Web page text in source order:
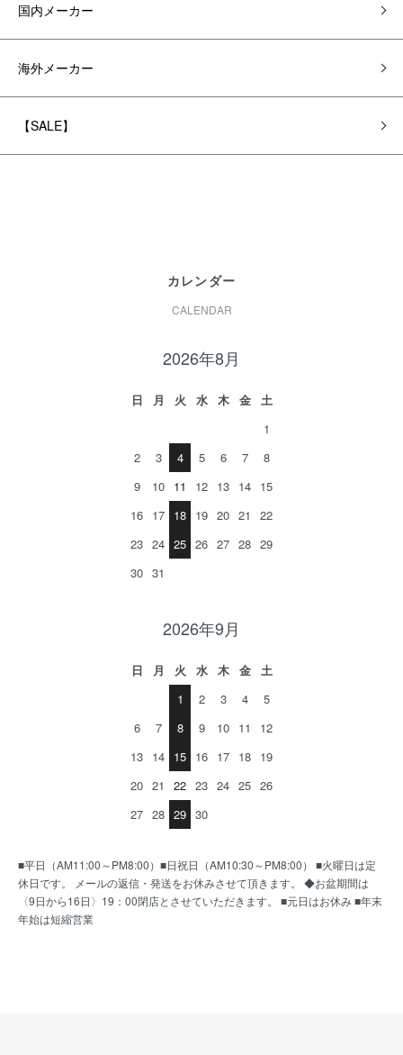
国内メーカー
海外メーカー
【SALE】
カレンダー
CALENDAR
2026年8月
日 月 火 水 木 金
土
1
2
3 4 5 6 7
8
9
10 11 12 13 14 15
16 17 18 19 20 21
22
23 24 25 26 27 28 29
30 31
2026年9月
日 月 火 水 木 金
土
1
2 3 4
5
6
7 8 9 10 11
12
13 14 15 16 17 18 19
20 21 22 23 24 25 26
27 28 29 30
■平日（AM11:00～PM8:00）■日祝日（AM10:30～PM8:00） ■火曜日は定
休日です。 メールの返信・発送をお休みさせて頂きます。 ◆お盆期間は
〈9日から16日〉19：00閉店とさせていただきます。 ■元日はお休み ■年末
年始は短縮営業